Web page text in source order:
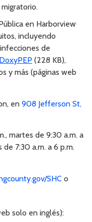
en Harborview
incluyendo
de
DoxyPEP (228 KB),
y más (páginas web
en 908 Jefferson St,
martes de 9:30 a.m. a
de 7:30 a.m. a 6 p.m.
SHC o
solo en inglés):